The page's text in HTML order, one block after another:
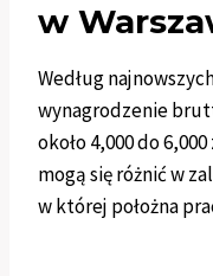
w
Według
wynagrodzenie
około 4,000 do
mogą się różnić w
w której położna